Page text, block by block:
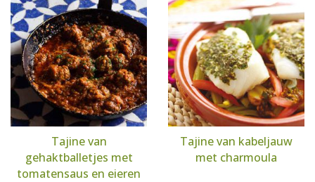
Tajine van
gehaktballetjes met
tomatensaus en eieren
Tajine van kabeljauw
met charmoula